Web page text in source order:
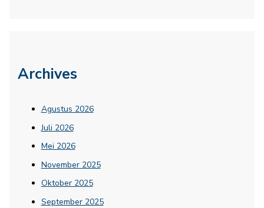
Archives
Agustus 2026
Juli 2026
Mei 2026
November 2025
Oktober 2025
September 2025